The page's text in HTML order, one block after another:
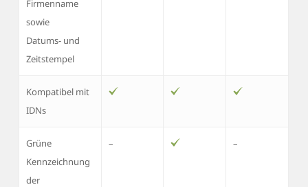
Firmenname
sowie
Datums- und
Zeitstempel
Kompatibel mit
IDNs
Grüne
Kennzeichnung
der
– –